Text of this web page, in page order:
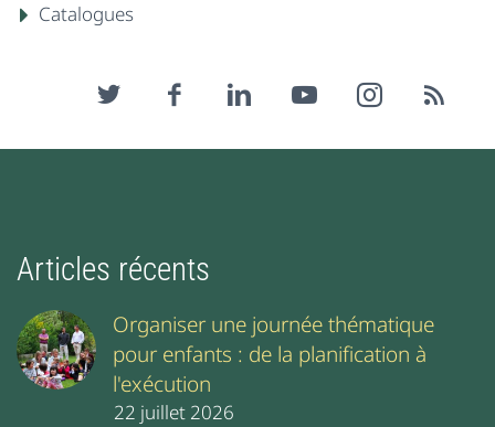
Catalogues
Articles récents
Organiser une journée thématique
pour enfants : de la planification à
l'exécution
22 juillet 2026